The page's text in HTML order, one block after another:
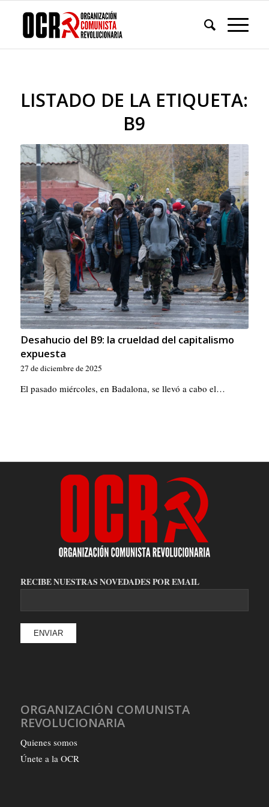
LISTADO DE LA ETIQUETA:
B9
Desahucio del B9: la crueldad del capitalismo
expuesta
27 de diciembre de 2025
El pasado miércoles, en Badalona, ​​se llevó a cabo el…
RECIBE NUESTRAS NOVEDADES POR EMAIL
ORGANIZACIÓN COMUNISTA
REVOLUCIONARIA
Quienes somos
Únete a la OCR